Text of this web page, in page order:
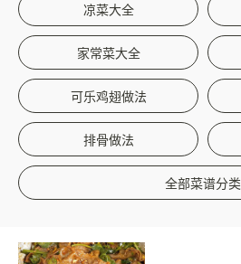
凉菜大全
家常菜大全
可乐鸡翅做法
排骨做法
全部菜谱分类